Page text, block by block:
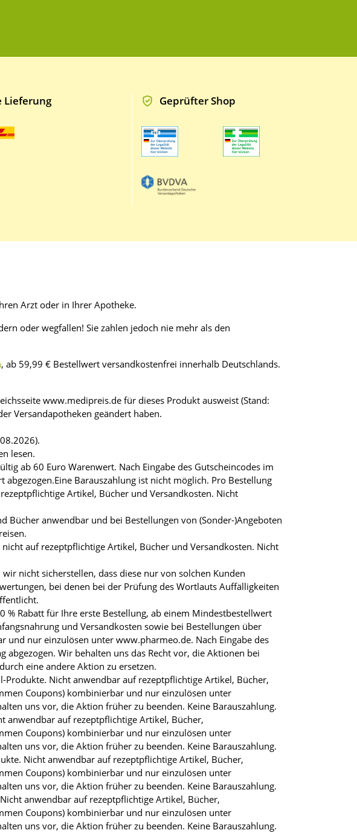
Lieferung Geprüfter Shop
Arzt oder in Ihrer Apotheke.
oder wegfallen! Sie zahlen jedoch nie mehr als den
, ab 59,99 € Bestellwert versandkostenfrei innerhalb Deutschlands.
www.medipreis.de für dieses Produkt ausweist (Stand:
Versandapotheken geändert haben.
lesen.
ab 60 Euro Warenwert. Nach Eingabe des Gutscheincodes im
Barauszahlung ist nicht möglich. Pro Bestellung
Artikel, Bücher und Versandkosten. Nicht
anwendbar und bei Bestellungen von (Sonder-)Angeboten
auf rezeptpflichtige Artikel, Bücher und Versandkosten. Nicht
nicht sicherstellen, dass diese nur von solchen Kunden
bei denen bei der Prüfung des Wortlauts Auffälligkeiten
Rabatt für Ihre erste Bestellung, ab einem Mindestbestellwert
und Versandkosten sowie bei Bestellungen über
nur einzulösen unter www.pharmeo.de. Nach Eingabe des
Wir behalten uns das Recht vor, die Aktionen bei
eine andere Aktion zu ersetzen.
Produkte. Nicht anwendbar auf rezeptpflichtige Artikel, Bücher,
Coupons) kombinierbar und nur einzulösen unter
uns vor, die Aktion früher zu beenden. Keine Barauszahlung.
anwendbar auf rezeptpflichtige Artikel, Bücher,
Coupons) kombinierbar und nur einzulösen unter
uns vor, die Aktion früher zu beenden. Keine Barauszahlung.
Nicht anwendbar auf rezeptpflichtige Artikel, Bücher,
Coupons) kombinierbar und nur einzulösen unter
uns vor, die Aktion früher zu beenden. Keine Barauszahlung.
anwendbar auf rezeptpflichtige Artikel, Bücher,
Coupons) kombinierbar und nur einzulösen unter
uns vor, die Aktion früher zu beenden. Keine Barauszahlung.